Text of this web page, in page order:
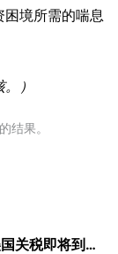
境所需的喘息
）
结果。
关税即将到